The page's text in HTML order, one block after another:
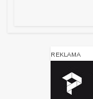
REKLAMA